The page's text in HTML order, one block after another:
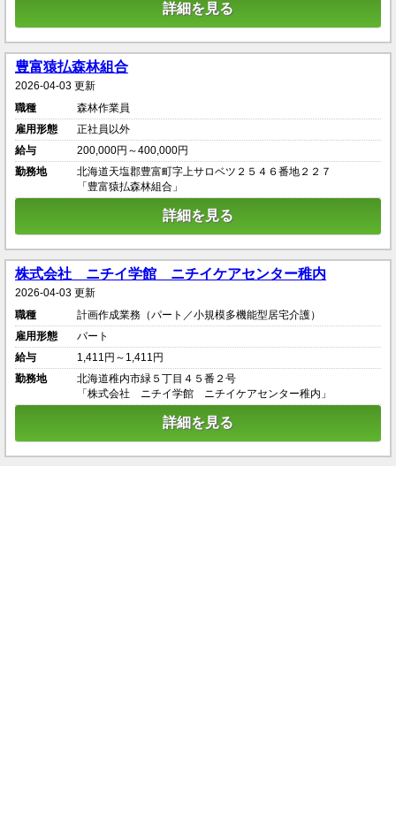
詳細を見る
豊富猿払森林組合
2026-04-03 更新
職種
森林作業員
雇用形態
正社員以外
給与
200,000円～400,000円
勤務地
北海道天塩郡豊富町字上サロベツ２５４６番地２２７
「豊富猿払森林組合」
詳細を見る
株式会社 ニチイ学館 ニチイケアセンター稚内
2026-04-03 更新
職種
計画作成業務（パート／小規模多機能型居宅介護）
雇用形態
パート
給与
1,411円～1,411円
勤務地
北海道稚内市緑５丁目４５番２号
「株式会社 ニチイ学館 ニチイケアセンター稚内」
詳細を見る